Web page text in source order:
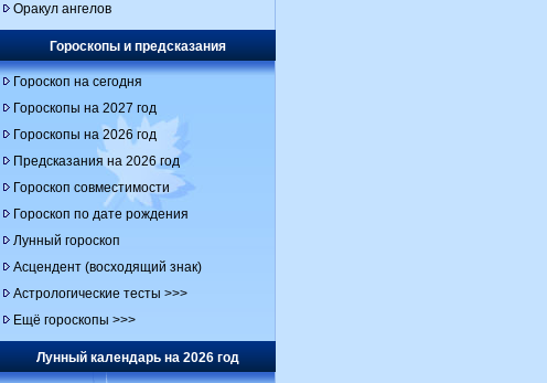
Оракул ангелов
Гороскопы и предсказания
Гороскоп на сегодня
Гороскопы на 2027 год
Гороскопы на 2026 год
Предсказания на 2026 год
Гороскоп совместимости
Гороскоп по дате рождения
Лунный гороскоп
Асцендент (восходящий знак)
Астрологические тесты >>>
Ещё гороскопы >>>
Лунный календарь на 2026 год